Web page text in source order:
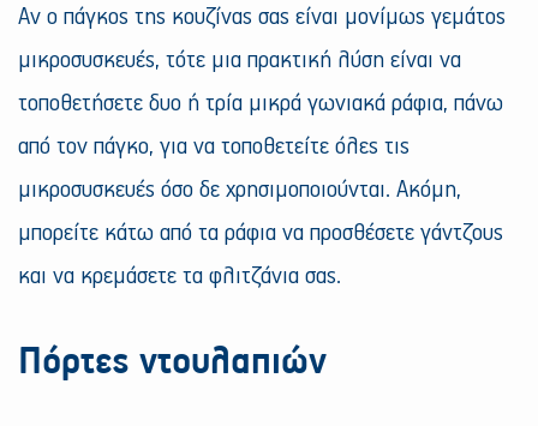
Αν ο πάγκος της κουζίνας σας είναι μονίμως γεμάτος
μικροσυσκευές, τότε μια πρακτική λύση είναι να
τοποθετήσετε δυο ή τρία μικρά γωνιακά ράφια, πάνω
από τον πάγκο, για να τοποθετείτε όλες τις
μικροσυσκευές όσο δε χρησιμοποιούνται. Ακόμη,
μπορείτε κάτω από τα ράφια να προσθέσετε γάντζους
και να κρεμάσετε τα φλιτζάνια σας.
Πόρτες ντουλαπιών